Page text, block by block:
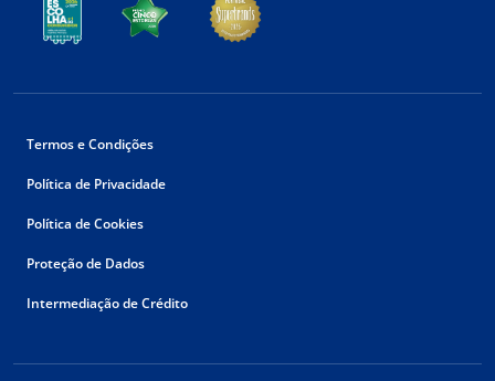
Termos e Condições
Política de Privacidade
Política de Cookies
Proteção de Dados
Intermediação de Crédito